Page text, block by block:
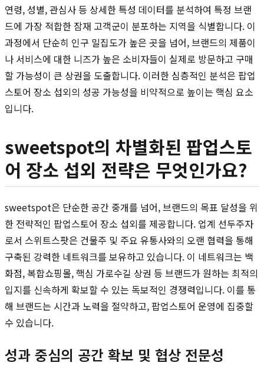
연령, 성별, 관심사 등 상세한 특성 데이터를 분석하여 특정 브랜
드에 가장 적합한 잠재 고객군이 분포하는 지역을 식별합니다. 이
과정에서 단순히 인구 밀집도가 높은 곳을 넘어, 브랜드의 제품이
나 서비스에 대한 니즈가 높은 소비자들이 실제로 방문하고 구매
할 가능성이 큰 상권을 도출합니다. 이러한 심층적인 분석은 팝업
스토어 장소 섭외의 성공 가능성을 비약적으로 높이는 핵심 요소
입니다.
sweetspot의 차별화된 팝업스토
어 장소 섭외 전략은 무엇인가요?
sweetspot은 단순한 공간 중개를 넘어, 브랜드의 목표 달성을 위
한 전략적인 팝업스토어 장소 섭외를 제공합니다. 업계 선두주자
로서 스위트스팟은 건물주 및 주요 유통사와의 오랜 협력을 통해
구축된 강력한 네트워크를 보유하고 있습니다. 이 네트워크는 백
화점, 복합쇼핑몰, 핵심 가로수길 상권 등 브랜드가 원하는 최적의
입지를 신속하게 확보할 수 있는 독보적인 경쟁력입니다. 이를 통
해 브랜드는 시간과 노력을 절약하고, 팝업스토어 운영에 집중할
수 있습니다.
성과 중심의 공간 확보 및 협상 전문성